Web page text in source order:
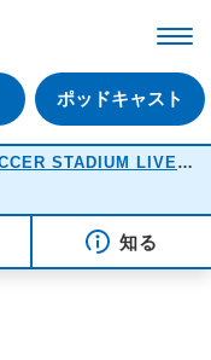
ポッドキャスト
NACK5 SPORTS SPECIAL SOCCER STADIUM LIVE 2026
知る